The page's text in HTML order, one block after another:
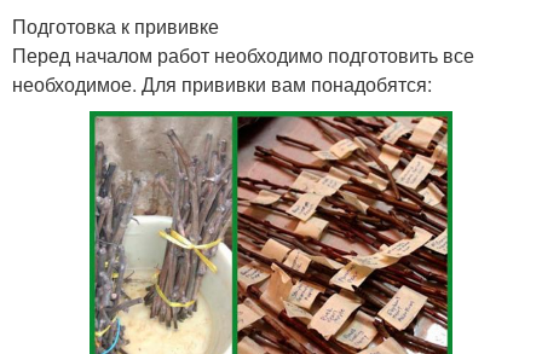
Подготовка к прививке
Перед началом работ необходимо подготовить все
необходимое. Для прививки вам понадобятся: